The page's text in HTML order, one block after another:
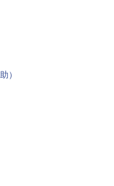
）